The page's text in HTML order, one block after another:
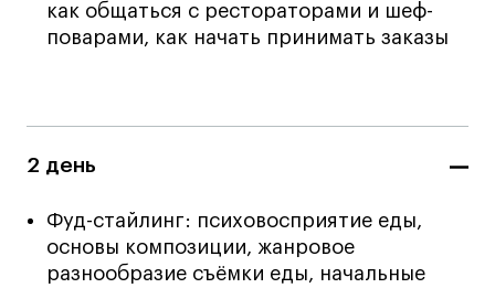
Работы студентов
Britanka New Creatives
Fashion Summer
как общаться с рестораторами и шеф-
поварами, как начать принимать заказы
2 день
Фуд-стайлинг: психовосприятие еды,
основы композиции, жанровое
разнообразие съёмки еды, начальные